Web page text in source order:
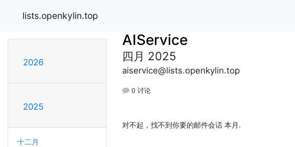
lists.openkylin.top
2026
2025
十二月
AIService
四月 2025
aiservice@lists.openkylin.top
0 讨论
对不起，找不到你要的邮件会话 本月.